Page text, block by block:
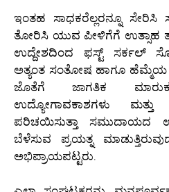
ಇಂತಹ ಸಾಧಕರೆಲ್ಲರನ್ನೂ
ತೋರಿಸಿ ಯುವ ಪೀಳಿಗೆಗೆ ಉತ್ಸಾಹ
ಉದ್ದೇಶದಿಂದ ಫಸ್ಟ್ ಸರ್ಕಲ್
ಅತ್ಯಂತ ಸಂತೋಷ ಹಾಗೂ ಹೆಮ್ಮೆಯ
ಜೊತೆಗೆ ಜಾಗತಿಕ
ಉದ್ಯೋಗಾವಕಾಶಗಳು
ಪರಿಚಯಿಸುತ್ತಾ ಸಮುದಾಯದ
ಬೆಳೆಸುವ ಪ್ರಯತ್ನ
ಅಭಿಪ್ರಾಯಪಟ್ಟರು.